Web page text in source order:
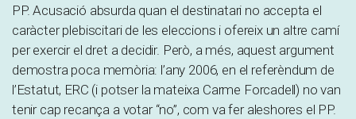
PP. Acusació absurda quan el destinatari no accepta el
caràcter plebiscitari de les eleccions i ofereix un altre camí
per exercir el dret a decidir. Però, a més, aquest argument
demostra poca memòria: l’any 2006, en el referèndum de
l’Estatut, ERC (i potser la mateixa Carme Forcadell) no van
tenir cap recança a votar “no”, com va fer aleshores el PP.